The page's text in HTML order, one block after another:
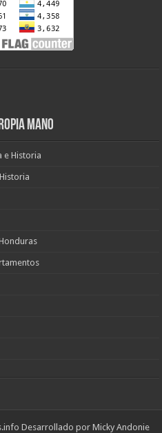
MANO
e Historia
Desarrollado por Micky Andonie